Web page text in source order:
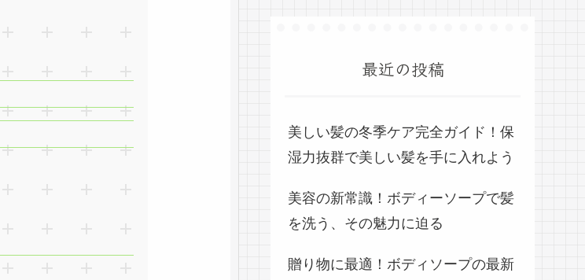
最近の投稿
美しい髪の冬季ケア完全ガイド！保
湿力抜群で美しい髪を手に入れよう
美容の新常識！ボディーソープで髪
を洗う、その魅力に迫る
贈り物に最適！ボディソープの最新